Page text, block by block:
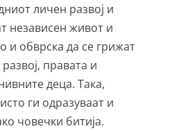
личен развој и
независен живот и
и обврска да се грижат
правата и
деца. Така,
ги одразуваат и
човечки битија.